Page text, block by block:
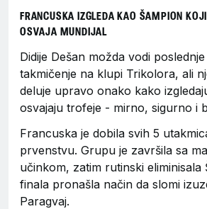
FRANCUSKA IZGLEDA KAO ŠAMPION
OSVAJA MUNDIJAL
Didije Dešan možda vodi
takmičenje na klupi Trikolora, ali
deluje upravo onako kako
osvajaju trofeje - mirno, sigurno i
Francuska je dobila svih 5
prvenstvu. Grupu je završila sa
učinkom, zatim rutinski eliminisala
finala pronašla način da slomi
Paragvaj.